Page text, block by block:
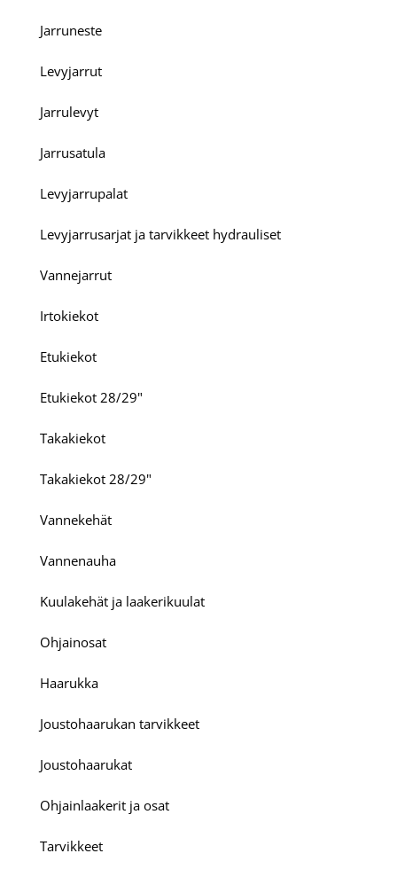
Jarruneste
Levyjarrut
Jarrulevyt
Jarrusatula
Levyjarrupalat
Levyjarrusarjat ja tarvikkeet hydrauliset
Vannejarrut
Irtokiekot
Etukiekot
Etukiekot 28/29"
Takakiekot
Takakiekot 28/29"
Vannekehät
Vannenauha
Kuulakehät ja laakerikuulat
Ohjainosat
Haarukka
Joustohaarukan tarvikkeet
Joustohaarukat
Ohjainlaakerit ja osat
Tarvikkeet